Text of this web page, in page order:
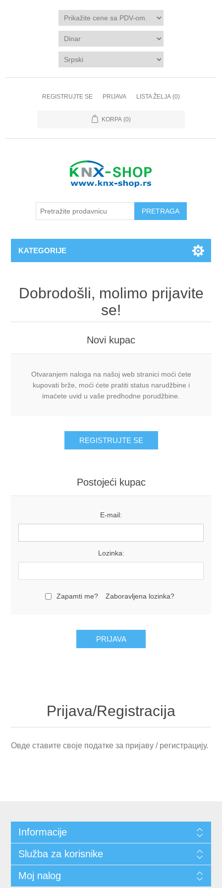
REGISTRUJTE SE PRIJAVA LISTA ŽELJA (0)
KORPA (0)
KATEGORIJE
Dobrodošli, molimo prijavite
se!
Novi kupac
Otvaranjem naloga na našoj web stranici moći ćete
kupovati brže, moći ćete pratiti status narudžbine i
imaćete uvid u vaše predhodne porudžbine.
Postojeći kupac
E-mail:
Lozinka:
Zapamti me? Zaboravljena lozinka?
Prijava/Registracija
Овде ставите своје податке за пријаву / регистрацију.
Informacije
Služba za korisnike
Moj nalog